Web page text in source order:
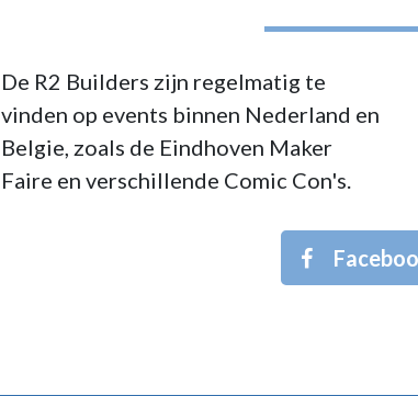
De R2 Builders zijn regelmatig te
vinden op events binnen Nederland en
Belgie, zoals de Eindhoven Maker
Faire en verschillende Comic Con's.